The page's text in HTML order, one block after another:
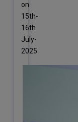
on
15th-
16th
July-
2025